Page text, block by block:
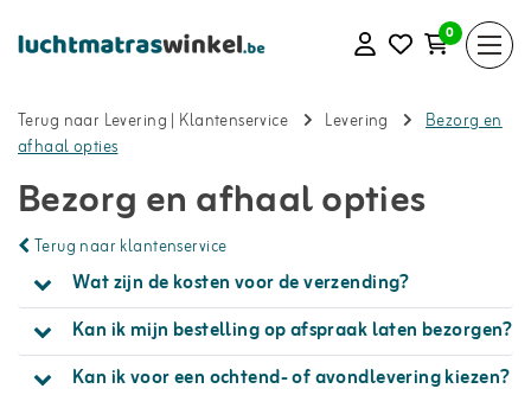
0
Terug naar Levering | Klantenservice Levering
Bezorg en
afhaal opties
Bezorg en afhaal opties
Terug naar klantenservice
Wat zijn de kosten voor de verzending?
Kan ik mijn bestelling op afspraak laten bezorgen?
Kan ik voor een ochtend- of avondlevering kiezen?